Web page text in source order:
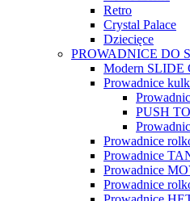
Retro
Crystal Palace
Dziecięce
PROWADNICE DO
Modern SLIDE
Prowadnice
PUSH
Prowadnice
Prowadnice
Prowadnice
Prowadnice